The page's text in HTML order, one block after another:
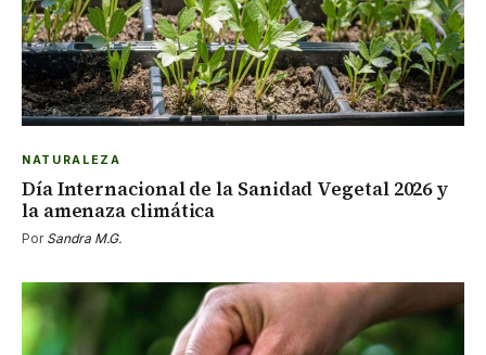
NATURALEZA
Día Internacional de la Sanidad Vegetal 2026 y
la amenaza climática
Por Sandra M.G.